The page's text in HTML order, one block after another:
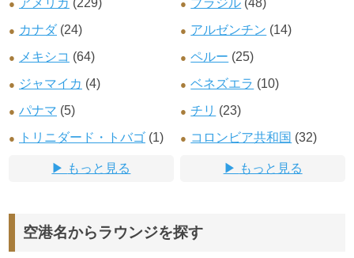
カナダ(24)
メキシコ (64)
ジャマイカ (4)
パナマ (5)
トリニダード・トバゴ (1)
もっと見る
アルゼンチン (14)
ペルー (25)
ベネズエラ (10)
チリ (23)
コロンビア共和国 (32)
もっと見る
空港名からラウンジを探す